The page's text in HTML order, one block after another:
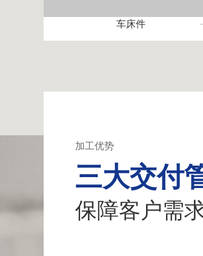
车床件
加工优势
三大交付
保障客户需